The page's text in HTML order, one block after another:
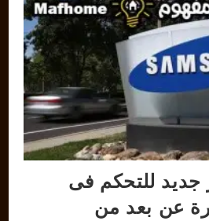
جديد للتحكم فى
عن بعد من